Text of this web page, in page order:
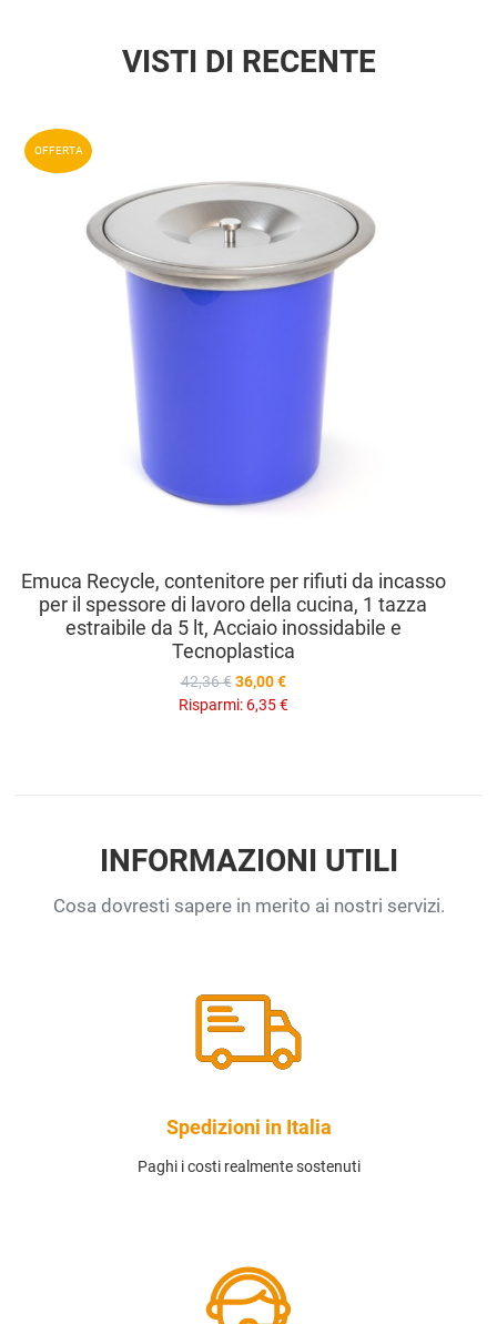
VISTI DI RECENTE
OFFERTA
Emuca Recycle, contenitore per rifiuti da incasso
per il spessore di lavoro della cucina, 1 tazza
estraibile da 5 lt, Acciaio inossidabile e
Tecnoplastica
42,36 € 36,00 €
Risparmi: 6,35 €
INFORMAZIONI UTILI
Cosa dovresti sapere in merito ai nostri servizi.
Spedizioni in Italia
Paghi i costi realmente sostenuti